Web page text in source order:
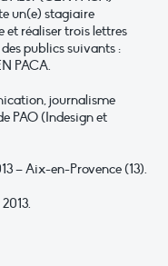
un(e) stagiaire
réaliser trois lettres
publics suivants :
PACA.
journalisme
PAO (Indesign et
– Aix-en-Provence (13).